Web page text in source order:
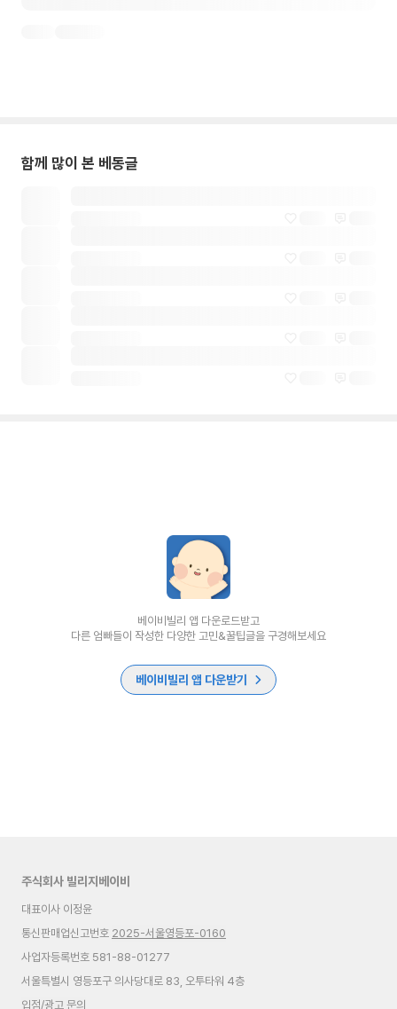
함께 많이 본 베동글
베이비빌리 앱 다운로드받고
다른 엄빠들이 작성한 다양한 고민&꿀팁글을 구경해보세요
베이비빌리 앱 다운받기
주식회사 빌리지베이비
대표이사 이정윤
통신판매업신고번호 2025-서울영등포-0160
사업자등록번호 581-88-01277
서울특별시 영등포구 의사당대로 83, 오투타워 4층
입점/광고 문의